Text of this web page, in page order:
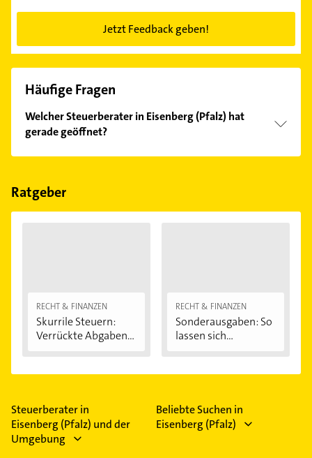
Jetzt Feedback geben!
Häufige Fragen
Welcher Steuerberater in Eisenberg (Pfalz) hat
gerade geöffnet?
Im Anbieter-Bereich finden Sie alleÖffnungszeiten.
Feiertagen abweichen können.
Ratgeber
RECHT & FINANZEN
Skurrile Steuern:
Verrückte Abgaben...
RECHT & FINANZEN
Sonderausgaben: So
lassen sich...
Steuerberater in
Eisenberg (Pfalz) und der
Umgebung
Beliebte Suchen in
Eisenberg (Pfalz)